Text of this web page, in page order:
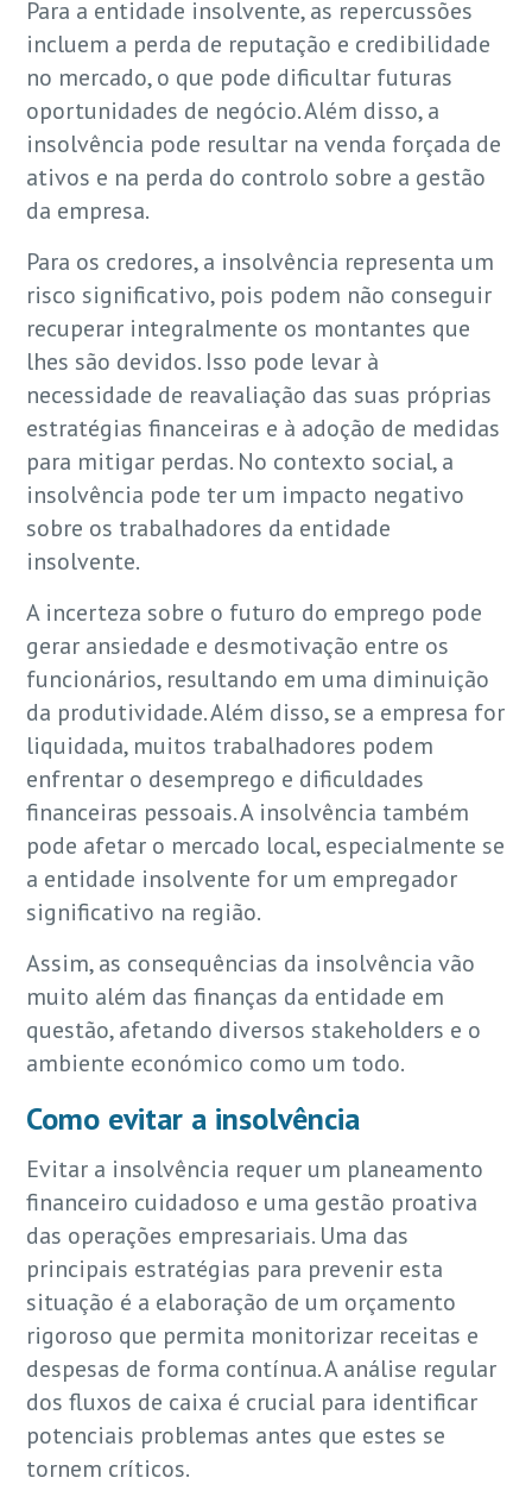
Para a entidade insolvente, as repercussões
incluem a perda de reputação e credibilidade
no mercado, o que pode dificultar futuras
oportunidades de negócio. Além disso, a
insolvência pode resultar na venda forçada de
ativos e na perda do controlo sobre a gestão
da empresa.
Para os credores, a insolvência representa um
risco significativo, pois podem não conseguir
recuperar integralmente os montantes que
lhes são devidos. Isso pode levar à
necessidade de reavaliação das suas próprias
estratégias financeiras e à adoção de medidas
para mitigar perdas. No contexto social, a
insolvência pode ter um impacto negativo
sobre os trabalhadores da entidade
insolvente.
A incerteza sobre o futuro do emprego pode
gerar ansiedade e desmotivação entre os
funcionários, resultando em uma diminuição
da produtividade. Além disso, se a empresa for
liquidada, muitos trabalhadores podem
enfrentar o desemprego e dificuldades
financeiras pessoais. A insolvência também
pode afetar o mercado local, especialmente se
a entidade insolvente for um empregador
significativo na região.
Assim, as consequências da insolvência vão
muito além das finanças da entidade em
questão, afetando diversos stakeholders e o
ambiente económico como um todo.
Como evitar a insolvência
Evitar a insolvência requer um planeamento
financeiro cuidadoso e uma gestão proativa
das operações empresariais. Uma das
principais estratégias para prevenir esta
situação é a elaboração de um orçamento
rigoroso que permita monitorizar receitas e
despesas de forma contínua. A análise regular
dos fluxos de caixa é crucial para identificar
potenciais problemas antes que estes se
tornem críticos.